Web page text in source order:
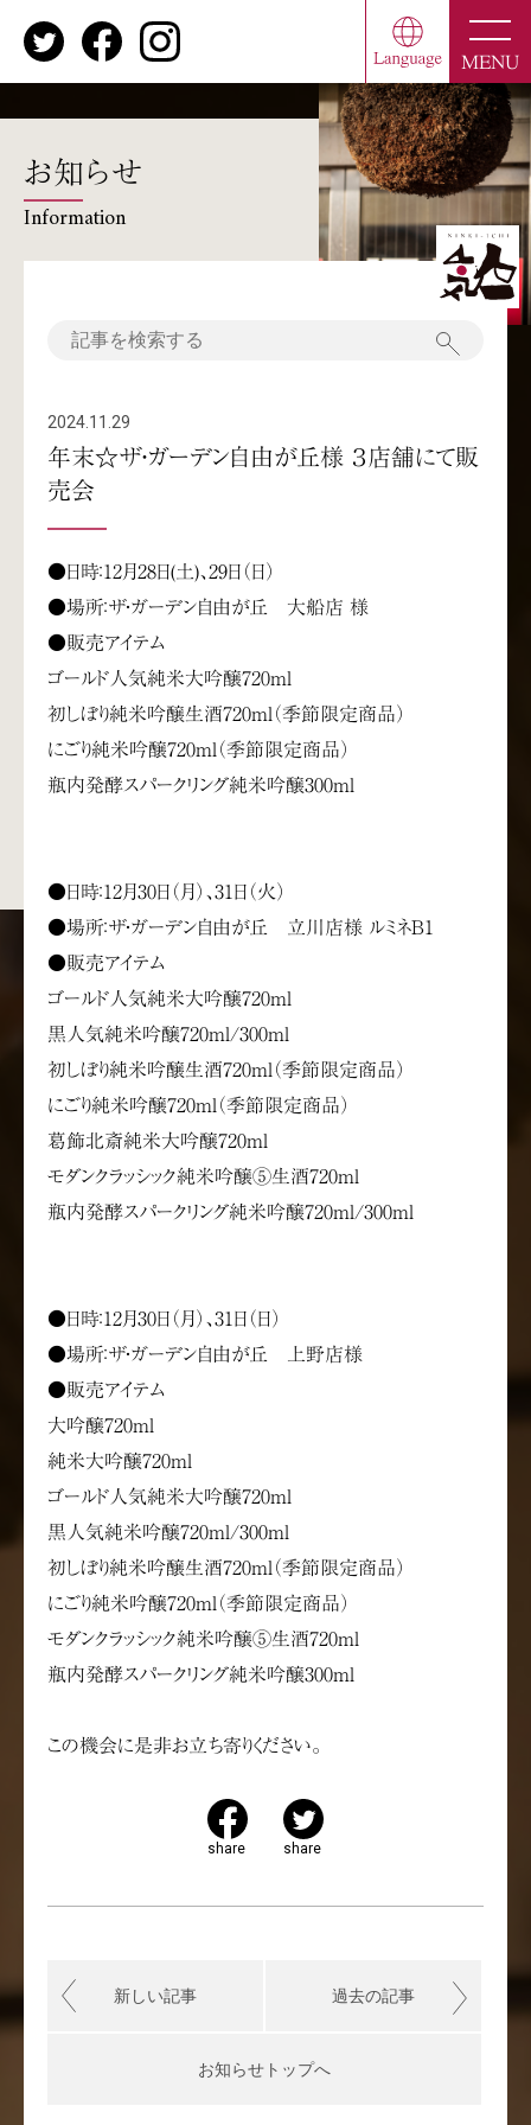
MENU
お知らせ
Information
2024.11.29
年末☆ザ・ガーデン自由が丘様 ３店舗にて販
売会
●日時：12月28日(土)、29日（日）
●場所：ザ・ガーデン自由が丘 大船店 様
●販売アイテム
ゴールド人気純米大吟醸720ml
初しぼり純米吟醸生酒720ml（季節限定商品）
にごり純米吟醸720ml（季節限定商品）
瓶内発酵スパークリング純米吟醸300ml
●日時：12月30日（月）、31日（火）
●場所：ザ・ガーデン自由が丘 立川店様 ルミネB1
●販売アイテム
ゴールド人気純米大吟醸720ml
黒人気純米吟醸720ml/300ml
初しぼり純米吟醸生酒720ml（季節限定商品）
にごり純米吟醸720ml（季節限定商品）
葛飾北斎純米大吟醸720ml
モダンクラッシック純米吟醸⑤生酒720ml
瓶内発酵スパークリング純米吟醸720ml/300ml
●日時：12月30日（月）、31日（日）
●場所：ザ・ガーデン自由が丘 上野店様
●販売アイテム
大吟醸720ml
純米大吟醸720ml
ゴールド人気純米大吟醸720ml
黒人気純米吟醸720ml/300ml
初しぼり純米吟醸生酒720ml（季節限定商品）
にごり純米吟醸720ml（季節限定商品）
モダンクラッシック純米吟醸⑤生酒720ml
瓶内発酵スパークリング純米吟醸300ml
この機会に是非お立ち寄りください。
share share
新しい記事
お知らせトップへ
過去の記事